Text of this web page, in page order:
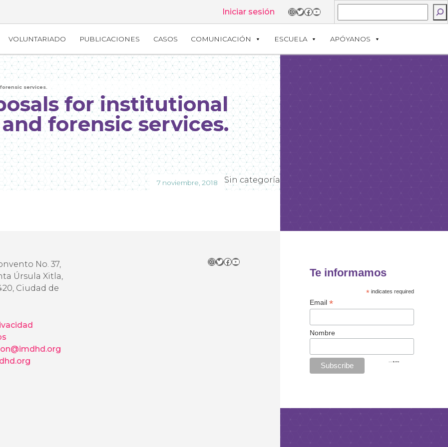
Buscar
Instagram
Twitter
Facebook
YouTube
Iniciar sesión
VOLUNTARIADO PUBLICACIONES CASOS COMUNICACIÓN ESCUELA APÓYANOS
services.
for institutional
forensic services.
Sin categoría
7 noviembre, 2018
No. 37,
Úrsula Xitla,
Ciudad de
Instagram
Twitter
Facebook
YouTube
Te informamos
* indicates required
Email *
Nombre